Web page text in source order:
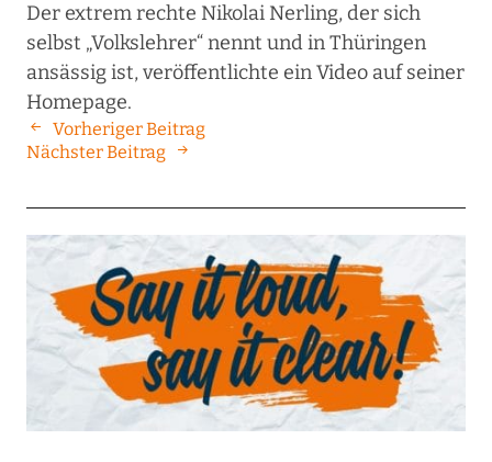
Der extrem rechte Nikolai Nerling, der sich
selbst „Volkslehrer“ nennt und in Thüringen
ansässig ist, veröffentlichte ein Video auf seiner
Homepage.
Vorheriger Beitrag
Nächster Beitrag